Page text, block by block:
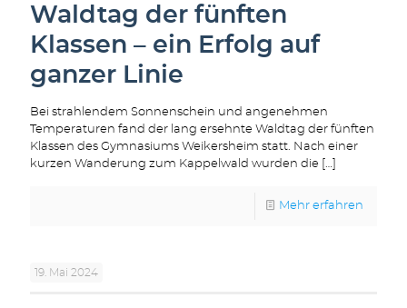
Waldtag der fünften
Klassen – ein Erfolg auf
ganzer Linie
Bei strahlendem Sonnenschein und angenehmen
Temperaturen fand der lang ersehnte Waldtag der fünften
Klassen des Gymnasiums Weikersheim statt. Nach einer
kurzen Wanderung zum Kappelwald wurden die […]
Mehr erfahren
19. Mai 2024